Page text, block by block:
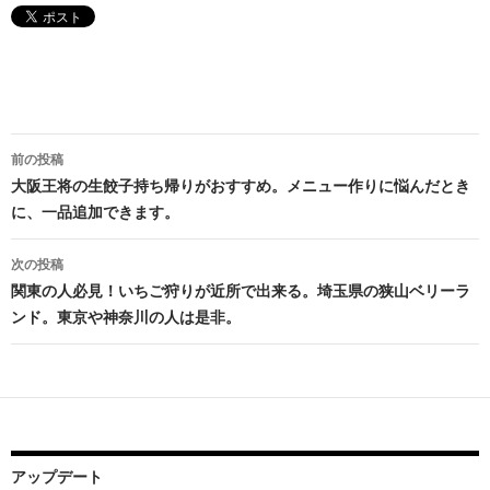
投
稿
ナ
ビ
ゲ
ー
ン
前の投稿
大阪王将の生餃子持ち帰りがおすすめ。メニュー作りに悩んだとき
に、一品追加できます。
次の投稿
関東の人必見！いちご狩りが近所で出来る。埼玉県の狭山ベリーラ
ンド。東京や神奈川の人は是非。
アップデート